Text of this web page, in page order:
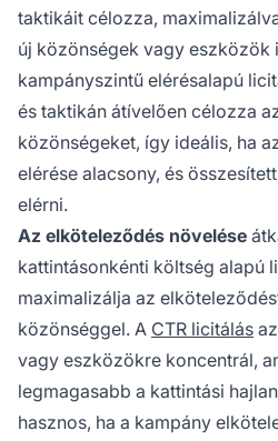
taktikáit célozza,
új közönségek vagy eszközök
kampányszintű elérésalapú
és taktikán átívelően célozza
közönségeket, így ideális, ha
elérése alacsony, és
elérni.
Az elköteleződés növelése
kattintásonkénti költség alapú
maximalizálja az
közönséggel. A CTR licitálás
vagy eszközökre koncentrál,
legmagasabb a kattintási
hasznos, ha a kampány